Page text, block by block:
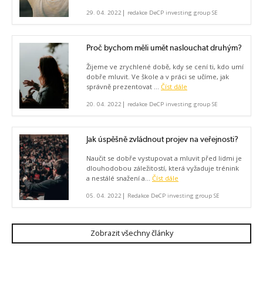
29. 04. 2022 | redakce DeCP investing group SE
Proč bychom měli umět naslouchat druhým?
Žijeme ve zrychlené době, kdy se cení ti, kdo umí
dobře mluvit. Ve škole a v práci se učíme, jak
správně prezentovat ... Číst dále
20. 04. 2022 | redakce DeCP investing group SE
Jak úspěšně zvládnout projev na veřejnosti?
Naučit se dobře vystupovat a mluvit před lidmi je
dlouhodobou záležitostí, která vyžaduje trénink
a nestálé snažení a... Číst dále
05. 04. 2022 | Redakce DeCP investing group SE
Zobrazit všechny články